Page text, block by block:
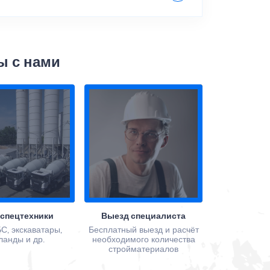
с нами
экскаватары,
и др.
Выезд специалиста
Бесплатный выезд и расчёт
необходимого количества
стройматериалов